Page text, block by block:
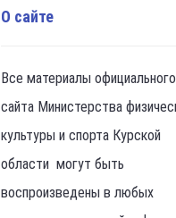
О сайте
Все материалы официального
сайта Министерства
культуры и спорта Курской
области могут быть
воспроизведены в любых